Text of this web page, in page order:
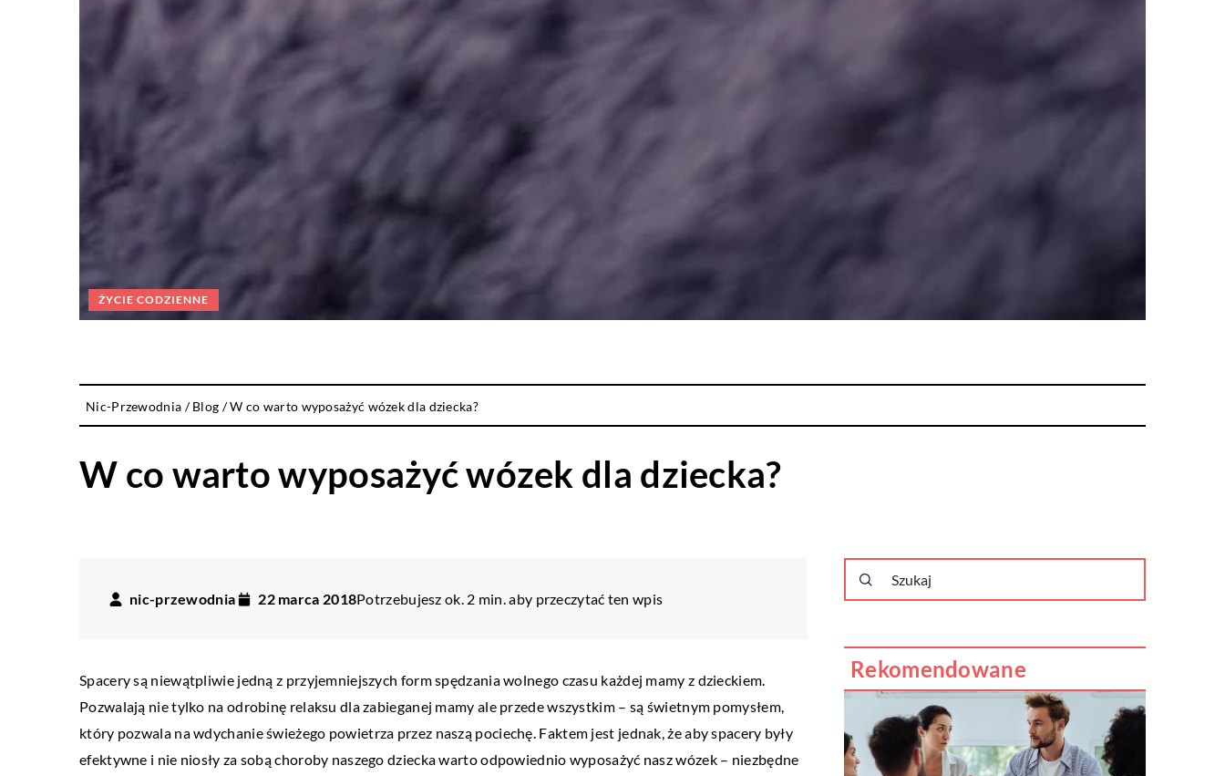
ŻYCIE CODZIENNE
Nic-Przewodnia /Blog /W co warto wyposażyć wózek dla dziecka?
W co warto wyposażyć wózek dla dziecka?
nic-przewodnia 22 marca 2018Potrzebujesz ok. 2 min. aby przeczytać ten wpis
Spacery są niewątpliwie jedną z przyjemniejszych form spędzania wolnego czasu każdej mamy z dzieckiem.
Pozwalają nie tylko na odrobinę relaksu dla zabieganej mamy ale przede wszystkim – są świetnym pomysłem,
który pozwala na wdychanie świeżego powietrza przez naszą pociechę. Faktem jest jednak, że aby spacery były
efektywne i nie niosły za sobą choroby naszego dziecka warto odpowiednio wyposażyć nasz wózek – niezbędne
Rekomendowane